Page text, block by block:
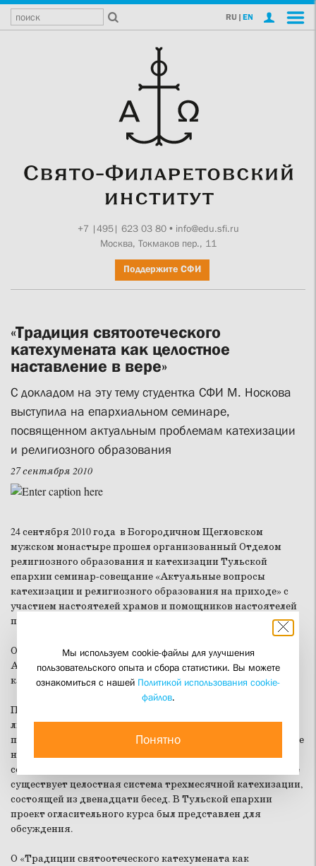
RU | EN
+7 |495| 623 03 80• info@edu.sfi.ru
Москва, Токмаков пер., 11
Поддержите СФИ
«Традиция святоотеческого
катехумената как целостное
наставление в вере»
С докладом на эту тему студентка СФИ М. Носкова
выступила на епархиальном семинаре,
посвященном актуальным проблемам катехизации
и религиозного образования
27 сентября 2010
24 сентября 2010 года в Богородичном Щегловском
мужском монастыре прошел организованный Отделом
религиозного образования и катехизации Тульской
епархии семинар-совещание «Актуальные вопросы
катехизации и религиозного образования на приходе» с
участием настоятелей храмов и помощников настоятелей
по образованию.
Открывая семинар, митрополит Тульский и Белевский
Алексий подчеркнул, что религиозное образование и
катехизация необходимы не только детям, но и взрослым.
Понимание того, что невозможно крестить и венчать
людей, не имеющих представления о вере, стало
практически общим, но в сфере практической остается еще
немало вопросов. В качестве удачного примера участники
семинара приводили опыт екатеринбургской епархии, где
существует целостная система трехмесячной катехизации,
состоящей из двенадцати бесед. В Тульской епархии
проект огласительного курса был представлен для
обсуждения.
О «Традиции святоотеческого катехумената как
Мы используем cookie-файлы для улучшения
пользовательского опыта и сбора статистики. Вы можете
ознакомиться с нашей Политикой использования cookie-
файлов.
Понятно